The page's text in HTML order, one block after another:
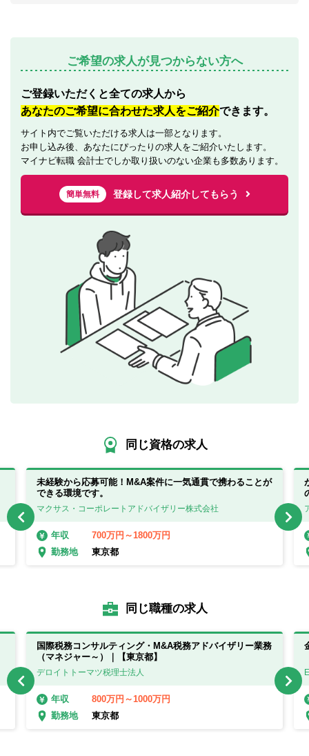
ご希望の求人が見つからない方へ
ご登録いただくと全ての求人から
あなたのご希望に合わせた求人をご紹介できます。
サイト内でご覧いただける求人は一部となります。
お申し込み後、あなたにぴったりの求人をご紹介いたします。
マイナビ転職 会計士でしか取り扱いのない企業も多数あります。
簡単無料 登録して求人紹介してもらう
同じ資格の求人
未経験から応募可能！M&A案件に一気通貫で携わることが
できる環境です。
マクサス・コーポレートアドバイザリー株式会社
年収
700万円～1800万円
勤務地
東京都
同じ職種の求人
国際税務コンサルティング・M&A税務アドバイザリー業務
（マネジャー～）｜【東京都】
デロイトトーマツ税理士法人
年収
800万円～1000万円
勤務地
東京都